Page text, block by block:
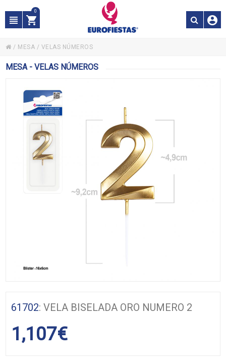
0
/ MESA / VELAS NÚMEROS
MESA - VELAS NÚMEROS
61702: VELA BISELADA ORO NUMERO 2
1,107€